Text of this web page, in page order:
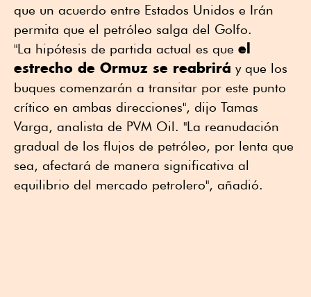
que un acuerdo entre Estados Unidos e Irán
permita que el petróleo salga del Golfo.
"La hipótesis de partida actual es que el
estrecho de Ormuz se reabrirá y que los
buques comenzarán a transitar por este punto
crítico en ambas direcciones", dijo Tamas
Varga, analista de PVM Oil. "La reanudación
gradual de los flujos de petróleo, por lenta que
sea, afectará de manera significativa al
equilibrio del mercado petrolero", añadió.